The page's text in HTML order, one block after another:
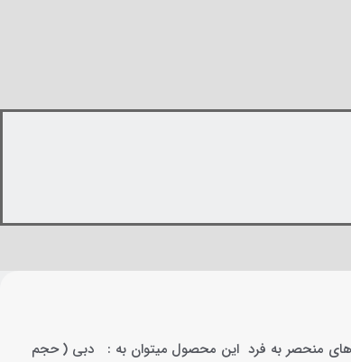
های منحصر به فرد این محصول میتوان به : دبی ( حجم